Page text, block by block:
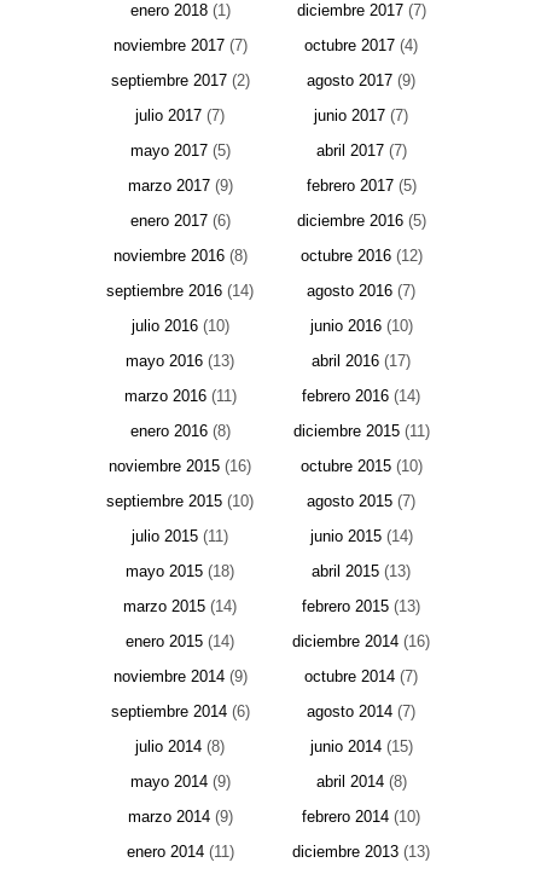
enero 2018(1) diciembre 2017(7)
noviembre 2017(7) octubre 2017 (4)
septiembre 2017(2) agosto 2017 (9)
julio 2017 (7) junio 2017 (7)
mayo 2017(5) abril 2017(7)
marzo 2017(9) febrero 2017(5)
enero 2017(6) diciembre 2016(5)
noviembre 2016(8) octubre 2016(12)
septiembre 2016 (14) agosto 2016 (7)
julio 2016(10) junio 2016(10)
mayo 2016 (13) abril 2016 (17)
marzo 2016(11) febrero 2016 (14)
enero 2016(8) diciembre 2015(11)
noviembre 2015 (16) octubre 2015(10)
septiembre 2015 (10) agosto 2015 (7)
julio 2015 (11) junio 2015(14)
mayo 2015 (18) abril 2015 (13)
marzo 2015 (14) febrero 2015 (13)
enero 2015 (14) diciembre 2014 (16)
noviembre 2014(9) octubre 2014 (7)
septiembre 2014(6) agosto 2014 (7)
julio 2014 (8) junio 2014(15)
mayo 2014(9) abril 2014(8)
marzo 2014(9) febrero 2014 (10)
enero 2014(11) diciembre 2013 (13)